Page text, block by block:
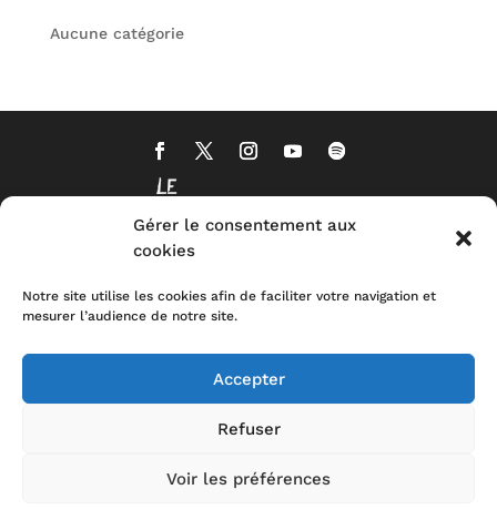
Gérer le consentement aux
cookies
Notre site utilise les cookies afin de faciliter votre navigation et
mesurer l’audience de notre site.
Accepter
Refuser
Voir les préférences
Aucune catégorie
MENTIONS LEGALES POLITIQUE DE CONFIDENTIALITÉ
TOXIC